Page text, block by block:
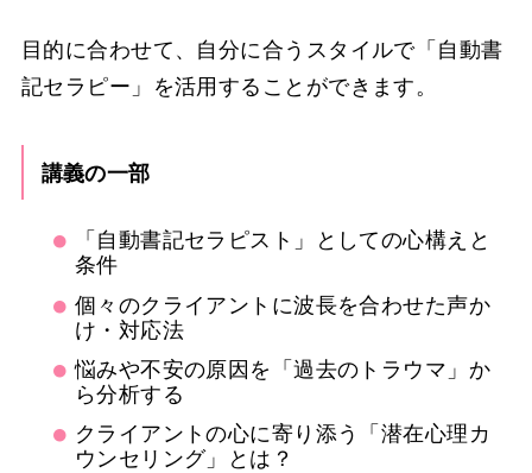
目的に合わせて、自分に合うスタイルで「自動書
記セラピー」を活用することができます。
講義の一部
「自動書記セラピスト」としての心構えと
条件
個々のクライアントに波長を合わせた声か
け・対応法
悩みや不安の原因を「過去のトラウマ」か
ら分析する
クライアントの心に寄り添う「潜在心理カ
ウンセリング」とは？